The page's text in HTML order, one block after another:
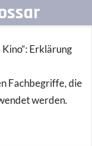
Erklärung
Fachbegriffe, die
werden.